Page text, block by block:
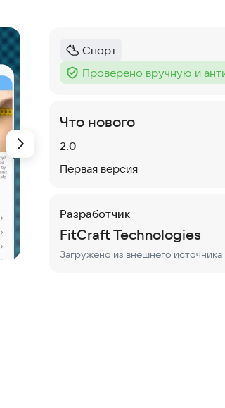
Категория
Спорт
Тег :
Проверено вручную и
Что нового
Версия:
2.0
Первая версия
Разработчик
FitCraft Technologies
Загружено из внешнего источника